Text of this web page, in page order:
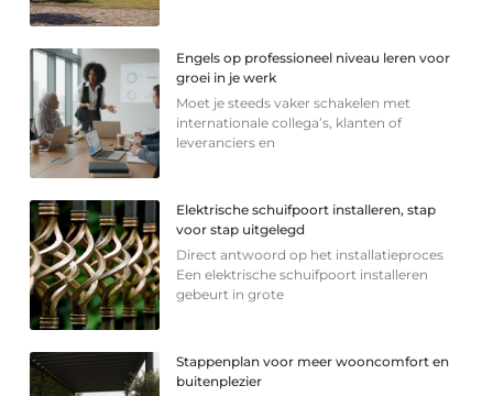
Engels op professioneel niveau leren voor
groei in je werk
Moet je steeds vaker schakelen met
internationale collega’s, klanten of
leveranciers en
Elektrische schuifpoort installeren, stap
voor stap uitgelegd
Direct antwoord op het installatieproces
Een elektrische schuifpoort installeren
gebeurt in grote
Stappenplan voor meer wooncomfort en
buitenplezier